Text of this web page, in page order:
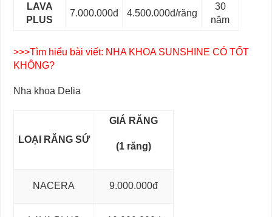
LAVA
PLUS
7.000.000đ 4.500.000đ/răng
30
năm
>>>Tìm hiểu bài viết: NHA KHOA SUNSHINE CÓ TỐT
KHÔNG?
Nha khoa Delia
LOẠI RĂNG SỨ
GIÁ RĂNG
(1 răng)
NACERA 9.000.000đ